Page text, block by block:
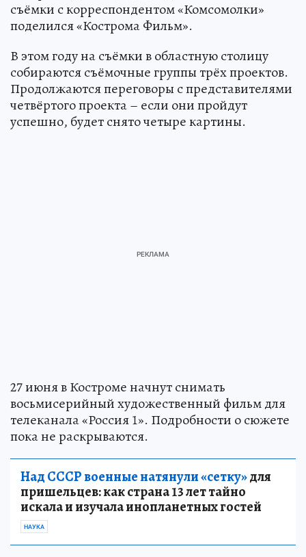
съёмки с корреспондентом «Комсомолки»
поделился «Кострома Фильм».
В этом году на съёмки в областную столицу
собираются съёмочные группы трёх проектов.
Продолжаются переговоры с представителями
четвёртого проекта – если они пройдут
успешно, будет снято четыре картины.
27 июня в Костроме начнут снимать
восьмисерийный художественный фильм для
телеканала «Россия 1». Подробности о сюжете
пока не раскрываются.
Над СССР военные натянули «сетку»для
пришельцев: как страна 13 лет тайно
искала и изучала инопланетных гостей
НАУКА